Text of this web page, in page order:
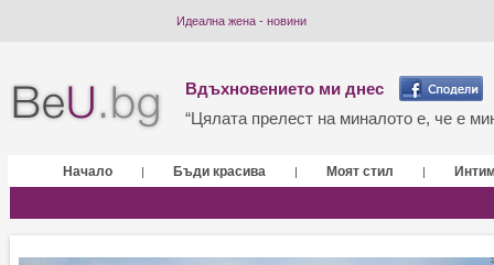
Идеална жена - новини
Вдъхновението ми днес
“Цялата прелест на миналото е, че е
Начало | Бъди красива | Моят стил |